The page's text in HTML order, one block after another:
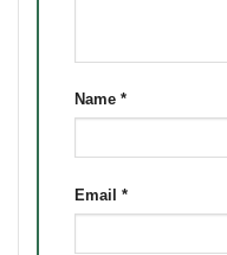
Name *
Email *